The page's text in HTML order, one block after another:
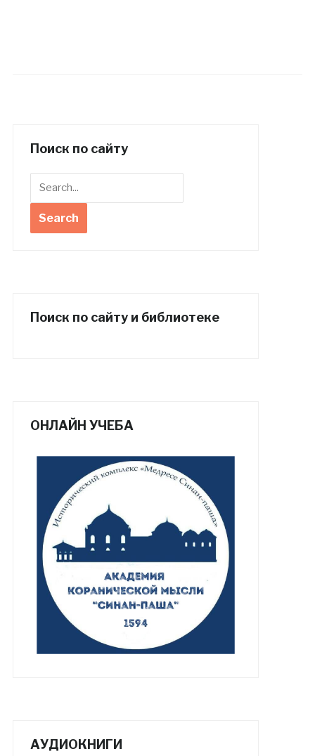
Поиск по сайту
Поиск по сайту и библиотеке
ОНЛАЙН УЧЕБА
АУДИОКНИГИ